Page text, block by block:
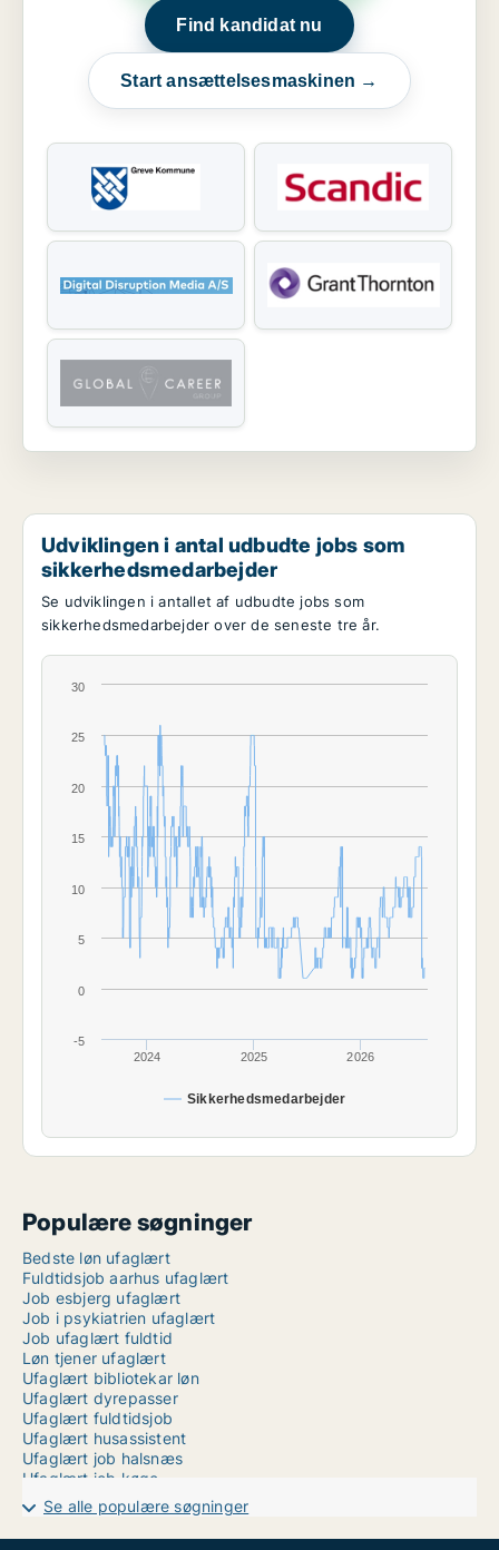
Find kandidat nu
Start ansættelsesmaskinen →
Udviklingen i antal udbudte jobs som
sikkerhedsmedarbejder
Se udviklingen i antallet af udbudte jobs som
sikkerhedsmedarbejder over de seneste tre år.
Sikkerhedsmedarbejder
2024 2025 2026
-5
0
5
10
15
20
25
30
Populære søgninger
Bedste løn ufaglært
Fuldtidsjob aarhus ufaglært
Job esbjerg ufaglært
Job i psykiatrien ufaglært
Job ufaglært fuldtid
Løn tjener ufaglært
Ufaglært bibliotekar løn
Ufaglært dyrepasser
Ufaglært fuldtidsjob
Ufaglært husassistent
Ufaglært job halsnæs
Ufaglært job køge
Ufaglært job med dyr
Ufaglært job ringsted
Ufaglært job aarhus fuldtid
Se alle populære søgninger